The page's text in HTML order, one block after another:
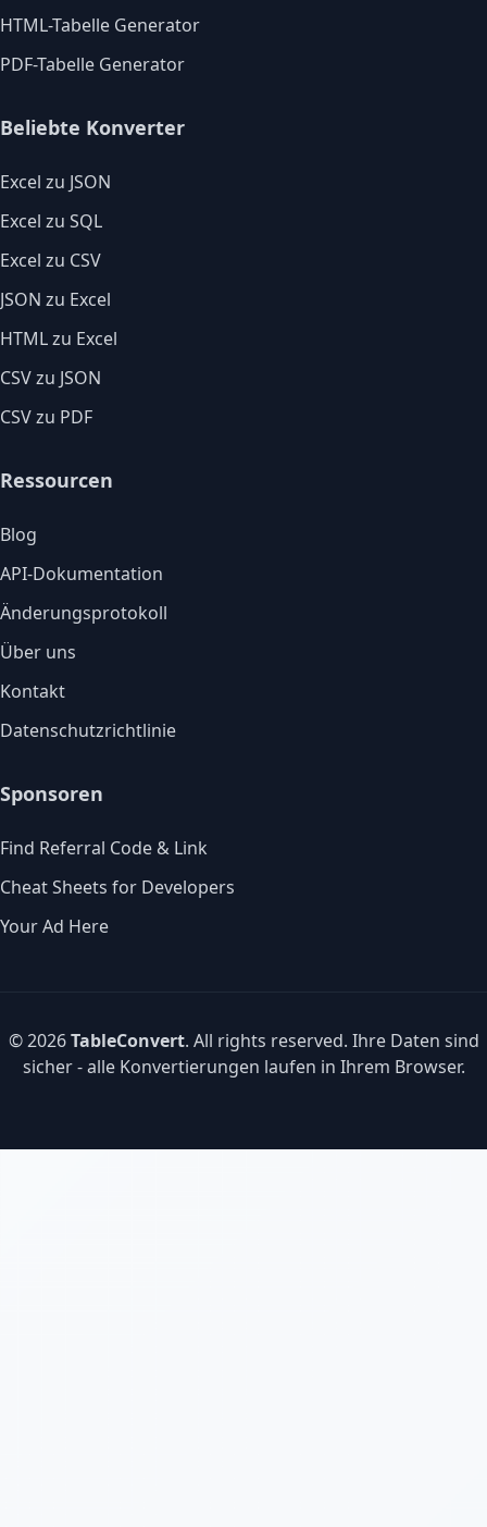
HTML-Tabelle Generator
PDF-Tabelle Generator
Beliebte Konverter
Excel zu JSON
Excel zu SQL
Excel zu CSV
JSON zu Excel
HTML zu Excel
CSV zu JSON
CSV zu PDF
Ressourcen
Blog
API-Dokumentation
Änderungsprotokoll
Über uns
Kontakt
Datenschutzrichtlinie
Sponsoren
Find Referral Code & Link
Cheat Sheets for Developers
Your Ad Here
© 2026TableConvert. All rights reserved. Ihre Daten sind
sicher - alle Konvertierungen laufen in Ihrem Browser.